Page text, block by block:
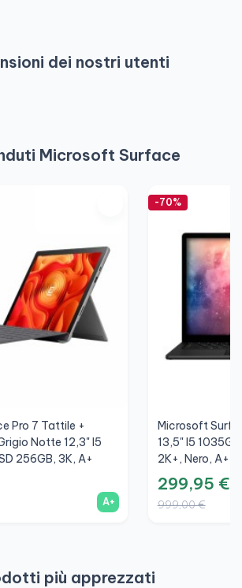
dei nostri utenti
Microsoft Surface
Pro 7 Tattile +
Notte 12,3" I5
256GB, 3K, A+
A+
-70%
Microsoft
13,5" I5
2K+, Nero, A+
299,95 €
999,00 €
più apprezzati